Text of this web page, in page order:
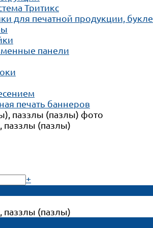
Тритикс
для печатной продукции,
панели
печать баннеров
(пазлы)
+
(пазлы)